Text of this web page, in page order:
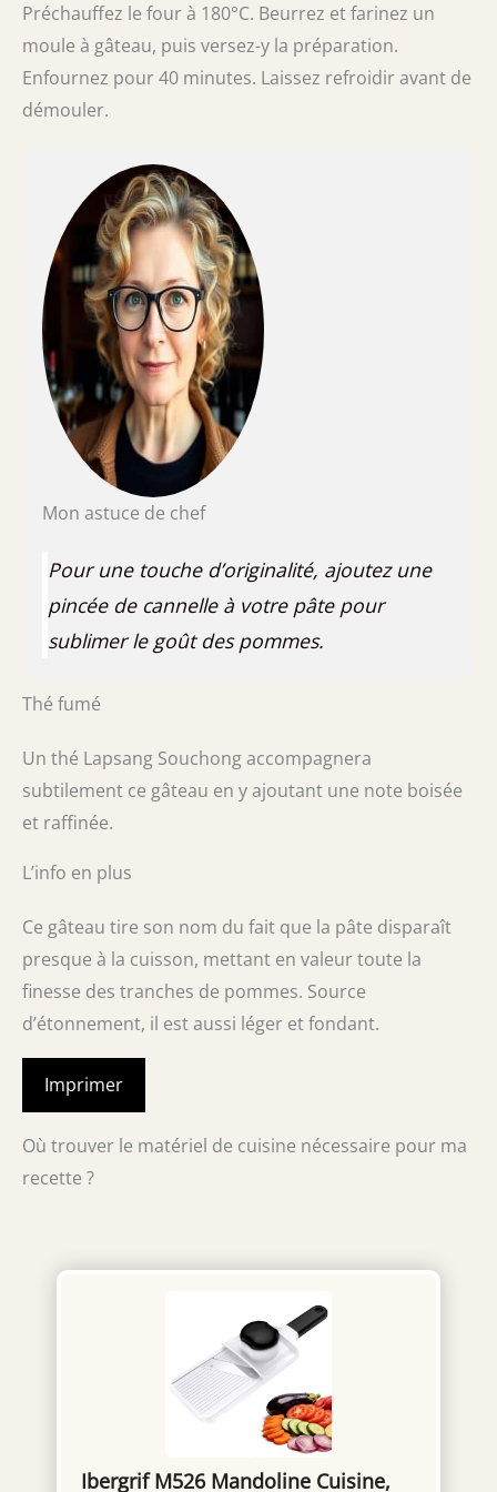
Préchauffez le four à 180°C. Beurrez et farinez un
moule à gâteau, puis versez-y la préparation.
Enfournez pour 40 minutes. Laissez refroidir avant de
démouler.
Mon astuce de chef
Pour une touche d’originalité, ajoutez une
pincée de cannelle à votre pâte pour
sublimer le goût des pommes.
Thé fumé
Un thé Lapsang Souchong accompagnera
subtilement ce gâteau en y ajoutant une note boisée
et raffinée.
L’info en plus
Ce gâteau tire son nom du fait que la pâte disparaît
presque à la cuisson, mettant en valeur toute la
finesse des tranches de pommes. Source
d’étonnement, il est aussi léger et fondant.
Imprimer
Où trouver le matériel de cuisine nécessaire pour ma
recette ?
Ibergrif M526 Mandoline Cuisine,